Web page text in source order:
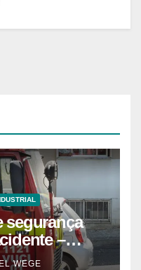
segurança
–
WEGE